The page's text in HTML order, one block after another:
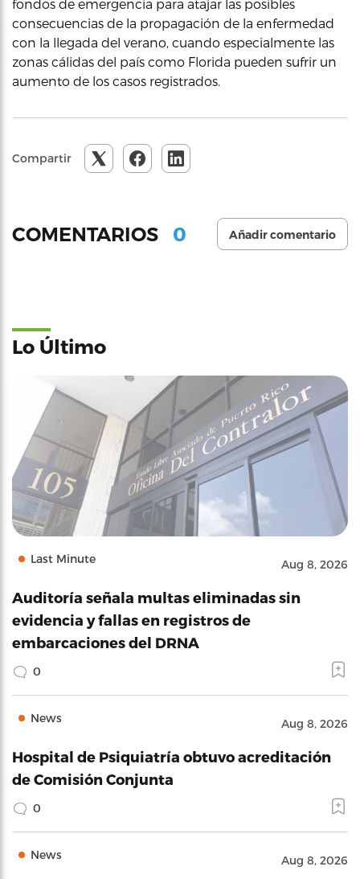
fondos de emergencia para atajar las posibles
consecuencias de la propagación de la enfermedad
con la llegada del verano, cuando especialmente las
zonas cálidas del país como Florida pueden sufrir un
aumento de los casos registrados.
Compartir
COMENTARIOS 0 Añadir comentario
Lo Último
Last Minute Aug 8, 2026
Auditoría señala multas eliminadas sin
evidencia y fallas en registros de
embarcaciones del DRNA
0
News Aug 8, 2026
Hospital de Psiquiatría obtuvo acreditación
de Comisión Conjunta
0
News Aug 8, 2026